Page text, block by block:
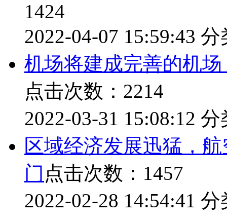
1424
2022-04-07 15:59:43 分
机场将建成完善的机
点击次数：2214
2022-03-31 15:08:12 分
区域经济发展迅猛，
门 点击次数：1457
2022-02-28 14:54:41 分